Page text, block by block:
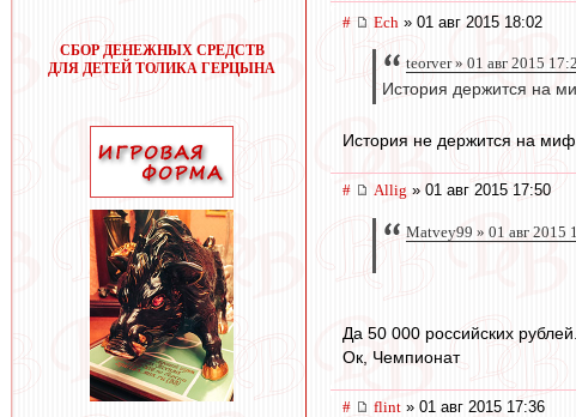
СБОР ДЕНЕЖНЫХ СРЕДСТВ
ДЛЯ ДЕТЕЙ ТОЛИКА ГЕРЦЫНА
# Ech » 01 авг 2015 18:02
teorver » 01 авг 2015
История держится на
История не держится на
# Allig » 01 авг 2015 17:50
Matvey99 » 01 авг 2015
Да 50 000 российских рублей.
Ок, Чемпионат
# flint » 01 авг 2015 17:36